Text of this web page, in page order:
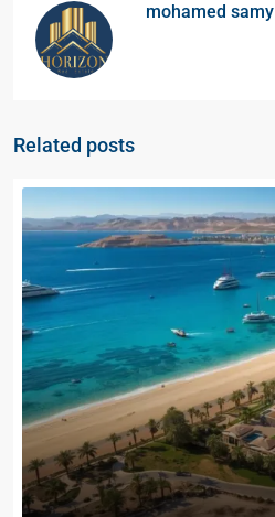
mohamed samy
Related posts